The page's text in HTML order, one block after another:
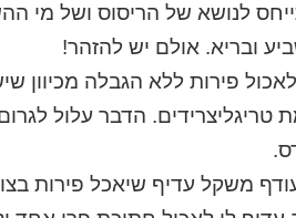
לנושא של הריסוס ושל מי
ובריא. אולם יש להזהר!
פירות ללא הגבלה מכיוון
טריגליצרידים. הדבר עלול
משקל עדיף שיאכל פירות